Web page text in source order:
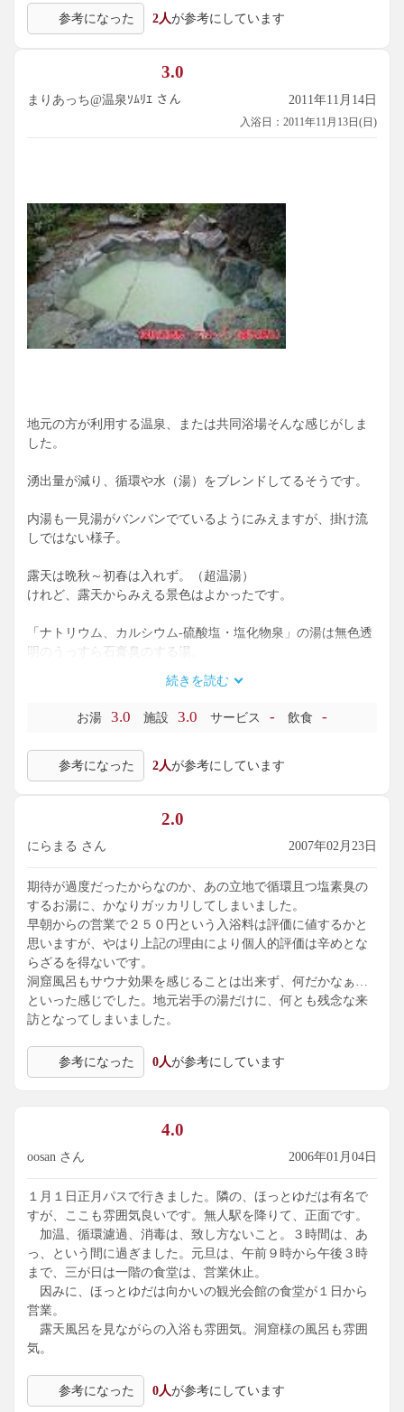
参考になった 2人が参考にしています
3.0
まりあっち@温泉ｿﾑﾘｴ さん 2011年11月14日
入浴日：2011年11月13日(日)
地元の方が利用する温泉、または共同浴場そんな感じがしま
した。
湧出量が減り、循環や水（湯）をブレンドしてるそうです。
内湯も一見湯がバンバンでているようにみえますが、掛け流
しではない様子。
露天は晩秋～初春は入れず。（超温湯）
けれど、露天からみえる景色はよかったです。
「ナトリウム、カルシウム-硫酸塩・塩化物泉」の湯は無色透
明のうっすら石膏臭のする湯。
洞窟風呂は広いかと思いきや、意外に狭かったです。
続きを読む
お湯 3.0 施設 3.0 サービス - 飲食 -
参考になった 2人が参考にしています
2.0
にらまる さん 2007年02月23日
期待が過度だったからなのか、あの立地で循環且つ塩素臭の
するお湯に、かなりガッカリしてしまいました。
早朝からの営業で２５０円という入浴料は評価に値するかと
思いますが、やはり上記の理由により個人的評価は辛めとな
らざるを得ないです。
洞窟風呂もサウナ効果を感じることは出来ず、何だかなぁ…
といった感じでした。地元岩手の湯だけに、何とも残念な来
訪となってしまいました。
参考になった 0人が参考にしています
4.0
oosan さん 2006年01月04日
１月１日正月パスで行きました。隣の、ほっとゆだは有名で
すが、ここも雰囲気良いです。無人駅を降りて、正面です。
加温、循環濾過、消毒は、致し方ないこと。３時間は、あ
っ、という間に過ぎました。元旦は、午前９時から午後３時
まで、三が日は一階の食堂は、営業休止。
因みに、ほっとゆだは向かいの観光会館の食堂が１日から
営業。
露天風呂を見ながらの入浴も雰囲気。洞窟様の風呂も雰囲
気。
参考になった 0人が参考にしています